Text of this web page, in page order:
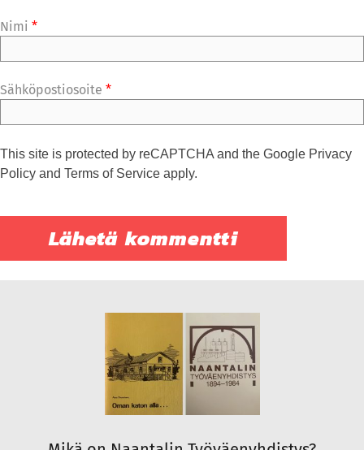
Nimi *
Sähköpostiosoite *
This site is protected by reCAPTCHA and the Google Privacy
Policy and Terms of Service apply.